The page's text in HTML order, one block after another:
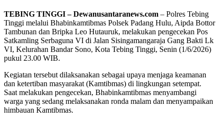
TEBING TINGGI – Dewanusantaranews.com – Polres Tebing
Tinggi melalui Bhabinkamtibmas Polsek Padang Hulu, Aipda Bottor
Tambunan dan Bripka Leo Hutauruk, melakukan pengecekan Pos
Satkamling Serbaguna VI di Jalan Sisingamangaraja Gang Bakti Lk
VI, Kelurahan Bandar Sono, Kota Tebing Tinggi, Senin (1/6/2026)
pukul 23.00 WIB.
Kegiatan tersebut dilaksanakan sebagai upaya menjaga keamanan
dan ketertiban masyarakat (Kamtibmas) di lingkungan setempat.
Saat melakukan pengecekan, Bhabinkamtibmas menyambangi
warga yang sedang melaksanakan ronda malam dan menyampaikan
himbauan Kamtibmas.